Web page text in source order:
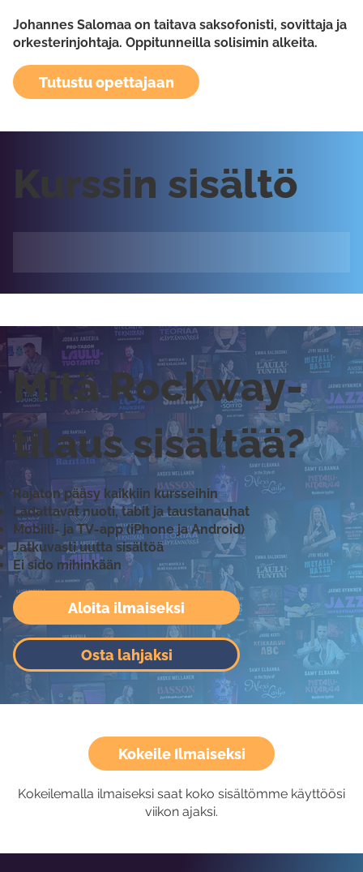
Johannes Salomaa on taitava saksofonisti, sovittaja ja
orkesterinjohtaja. Oppitunneilla solisimin alkeita.
Tutustu opettajaan
Kurssin sisältö
Aloita ilmaiseksi
Osta lahjaksi
Mitä Rockway-
tilaus sisältää?
Rajaton pääsy kaikkiin kursseihin
Ladattavat nuoti, tabit ja taustanauhat
Mobiili- ja TV-app (iPhone ja Android)
Jatkuvasti uutta sisältöä
Ei sido mihinkään
Kokeile Ilmaiseksi
Kokeilemalla ilmaiseksi saat koko sisältömme käyttöösi
viikon ajaksi.